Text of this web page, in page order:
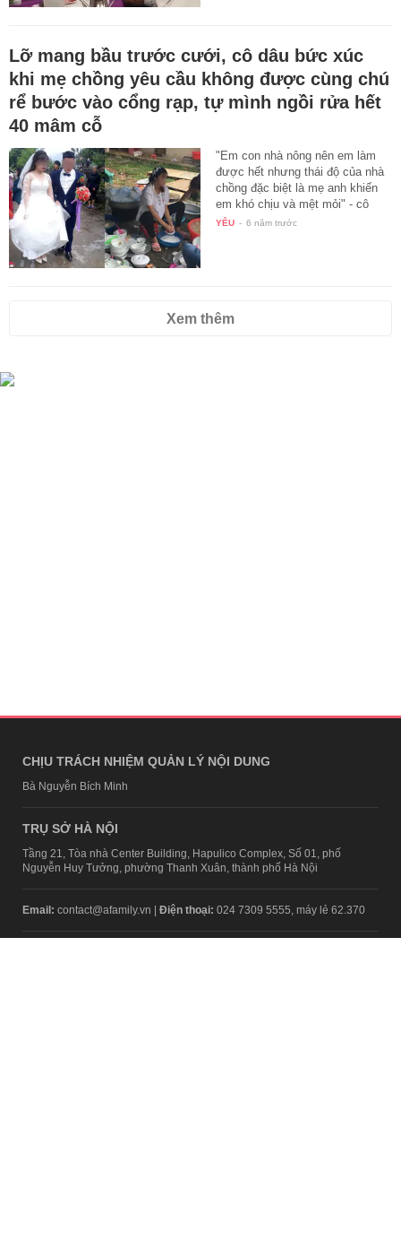
Lỡ mang bầu trước cưới, cô dâu bức xúc
khi mẹ chồng yêu cầu không được cùng chú
rể bước vào cổng rạp, tự mình ngồi rửa hết
40 mâm cỗ
"Em con nhà nông nên em làm
được hết nhưng thái độ của nhà
chồng đặc biệt là mẹ anh khiến
em khó chịu và mệt mỏi" - cô
dâu…
YÊU - 6 năm trước
Xem thêm
CHỊU TRÁCH NHIỆM QUẢN LÝ NỘI DUNG
Bà Nguyễn Bích Minh
TRỤ SỞ HÀ NỘI
Tầng 21, Tòa nhà Center Building, Hapulico Complex, Số 01, phố
Nguyễn Huy Tưởng, phường Thanh Xuân, thành phố Hà Nội
Email: contact@afamily.vn | Điện thoại: 024 7309 5555, máy lẻ 62.370